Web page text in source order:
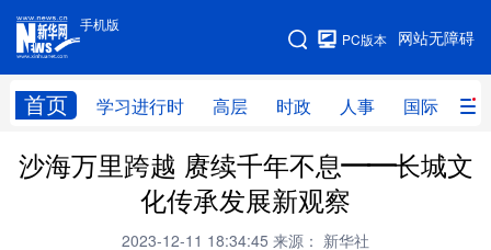
手机版
网站无障碍
PC版本
首页 学习进行时 高层 时政 人事 国际 财
手机版
网站地图
学习进行时 高层 时政 人事
财经 网评
沙海万里跨越 赓续千年不息——长城文
化传承发展新观察
2023-12-11 18:34:45 来源： 新华社